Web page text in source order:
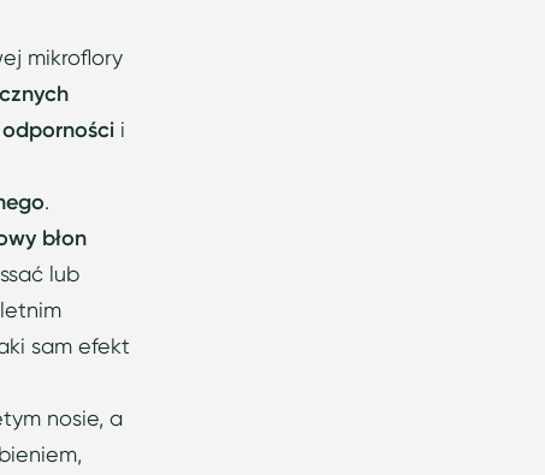
mikroflory
i
.
błon
lub
sam efekt
nosie, a